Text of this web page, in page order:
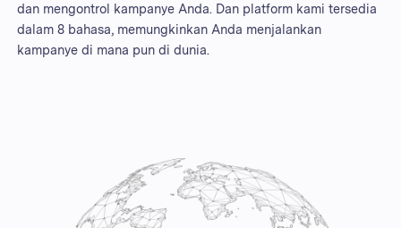
dan mengontrol kampanye Anda. Dan platform kami tersedia
dalam 8 bahasa, memungkinkan Anda menjalankan
kampanye di mana pun di dunia.